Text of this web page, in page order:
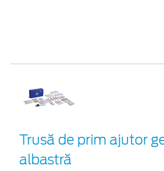
Trusă de prim ajutor
albastră